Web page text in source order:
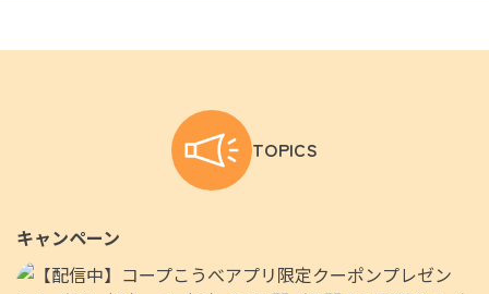
ウンター
1F：コンセルボ（ベーカリー）／愛菜（寿
司・惣菜）／日新信用金庫（ATM）／ら花
（生花）
別棟：但陽信用金庫（ATM）／元気が一番
グ・コインランドリー）
コープ稲美
TOPICS
キャンペーン